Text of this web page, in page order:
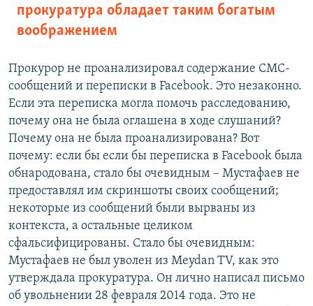
прокуратура обладает таким богатым
воображением
Прокурор не проанализировал содержание СМС-
сообщений и переписки в Facebook. Это незаконно.
Если эта переписка могла помочь расследованию,
почему она не была оглашена в ходе слушаний?
Почему она не была проанализирована? Вот
почему: если бы если бы переписка в Facebook была
обнародована, стало бы очевидным – Мустафаев не
предоставлял им скриншоты своих сообщений;
некоторые из сообщений были вырваны из
контекста, а остальные целиком
сфальсифицированы. Стало бы очевидным:
Мустафаев не был уволен из Meydan TV, как это
утверждала прокуратура. Он лично написал письмо
об увольнении 28 февраля 2014 года. Это не